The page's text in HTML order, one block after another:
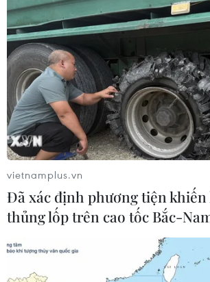
Bên cạnh những mặt hàng quen thuộc
sinh, phiên chợ còn bán muối, hải sản... và
bạn trẻ có cơ hội tìm được duyên lành
Minh Quyết/TTXVN)
vietnamplus.vn
Đã xác định phương tiện khiến
thủng lốp trên cao tốc Bắc-